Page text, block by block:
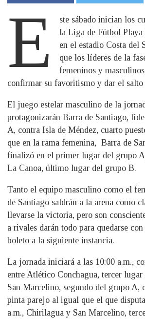
E
ste sábado inician los
la Liga de Fútbol Playa
en el estadio Costa del
que los líderes de la
femeninos y
confirmar su favoritismo y dar el salto
El juego estelar masculino de la
protagonizarán Barra de Santiago,
A, contra Isla de Méndez, cuarto
que en la rama femenina, Barra de
finalizó en el primer lugar del grupo
La Canoa, último lugar del grupo B.
Tanto el equipo masculino como el
de Santiago saldrán a la arena como
llevarse la victoria, pero son
a rivales darán todo para quedarse
boleto a la siguiente instancia.
La jornada iniciará a las 10:00 a.m.,
entre Atlético Conchagua, tercer
San Marcelino, segundo del grupo A,
pinta parejo al igual que el que
a.m., Chirilagua y San Marcelino,